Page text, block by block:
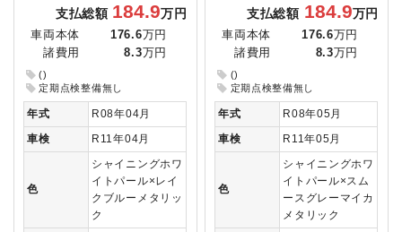
支払総額 184.9万円
車両本体 176.6 万円
諸費用
8.3 万円
()
定期点検整備無し
年式
R08年04月
車検
R11年04月
色
シャイニングホワ
イトパール×レイ
クブルーメタリッ
ク
支払総額 184.9万円
車両本体 176.6 万円
諸費用
8.3 万円
()
定期点検整備無し
年式
R08年05月
車検
R11年05月
色
シャイニングホワ
イトパール×スム
ースグレーマイカ
メタリック